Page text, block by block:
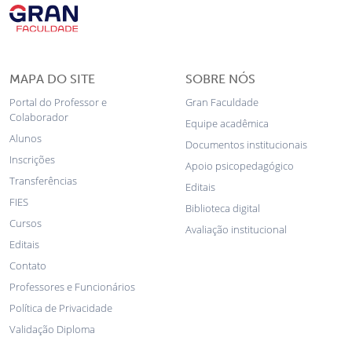
MAPA DO SITE
Portal do Professor e
Colaborador
Alunos
Inscrições
Transferências
FIES
Cursos
Editais
Contato
Professores e Funcionários
Política de Privacidade
Validação Diploma
SOBRE NÓS
Gran Faculdade
Equipe acadêmica
Documentos institucionais
Apoio psicopedagógico
Editais
Biblioteca digital
Avaliação institucional